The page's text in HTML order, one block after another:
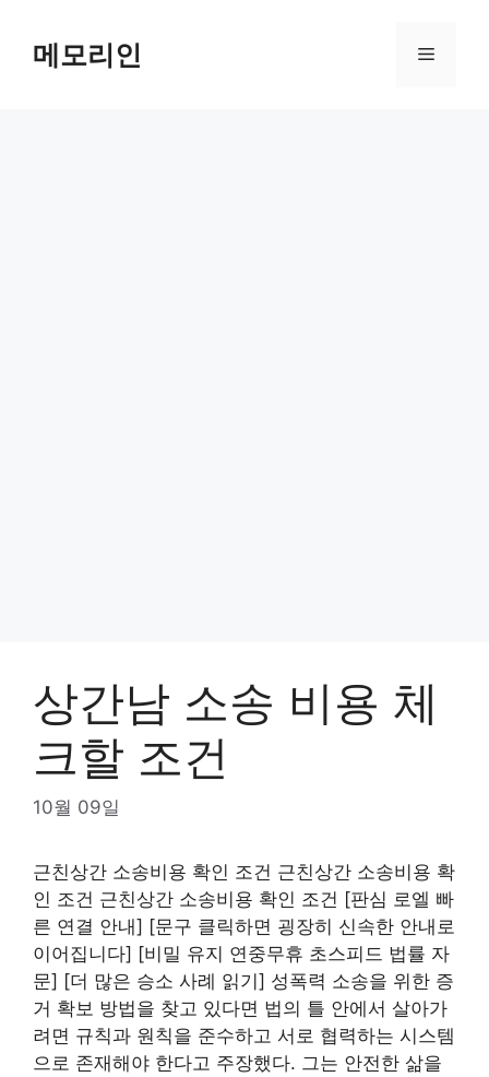
content메모리인 Menu
상간남 소송 비용 체
크할 조건
10월 09일
근친상간 소송비용 확인 조건 근친상간 소송비용 확
인 조건 근친상간 소송비용 확인 조건 [판심 로엘 빠
른 연결 안내] [문구 클릭하면 굉장히 신속한 안내로
이어집니다] [비밀 유지 연중무휴 초스피드 법률 자
문] [더 많은 승소 사례 읽기] 성폭력 소송을 위한 증
거 확보 방법을 찾고 있다면 법의 틀 안에서 살아가
려면 규칙과 원칙을 준수하고 서로 협력하는 시스템
으로 존재해야 한다고 주장했다. 그는 안전한 삶을